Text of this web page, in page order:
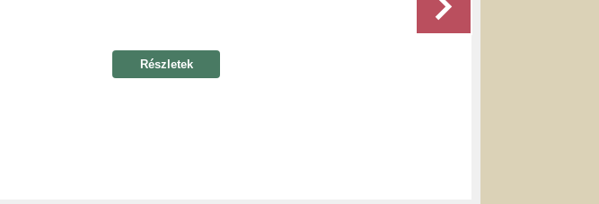
Részletek